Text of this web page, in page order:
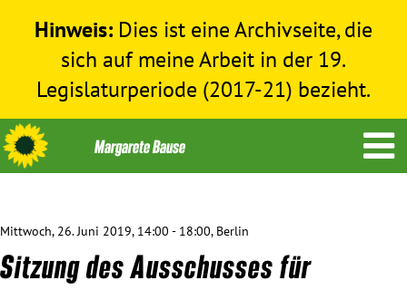
Hinweis: Dies ist eine Archivseite, die
sich auf meine Arbeit in der 19.
Legislaturperiode (2017-21) bezieht.
Mittwoch, 26. Juni 2019, 14:00 - 18:00, Berlin
Sitzung des Ausschusses für